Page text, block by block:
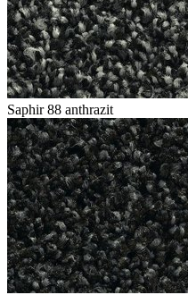
Saphir 88 anthrazit